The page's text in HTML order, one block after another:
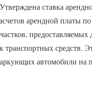
ставка
арендной платы
предоставляемых
транспортных средств.
автомобили на